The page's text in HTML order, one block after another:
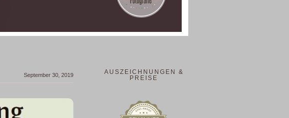
September 30, 2019
AUSZEICHNUNGEN &
PREISE